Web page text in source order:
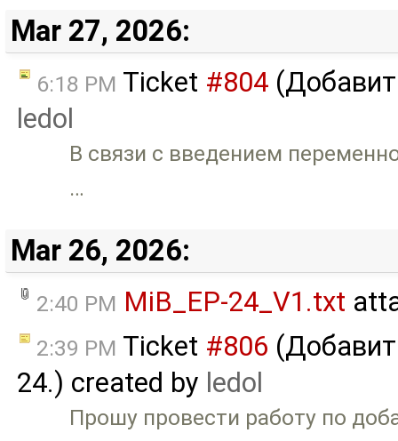
Mar 27, 2026:
6:18 PM Ticket #804
ledol
В связи с введением
…
Mar 26, 2026:
2:40 PM MiB_EP-24_V1.txt
2:39 PM Ticket #806
24.) created by ledol
Прошу провести работу по